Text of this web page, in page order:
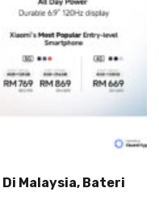
Di Malaysia, Bateri